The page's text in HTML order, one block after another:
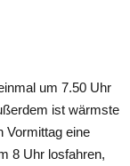
um 7.50 Uhr
ist wärmste
Vormittag eine
8 Uhr losfahren,